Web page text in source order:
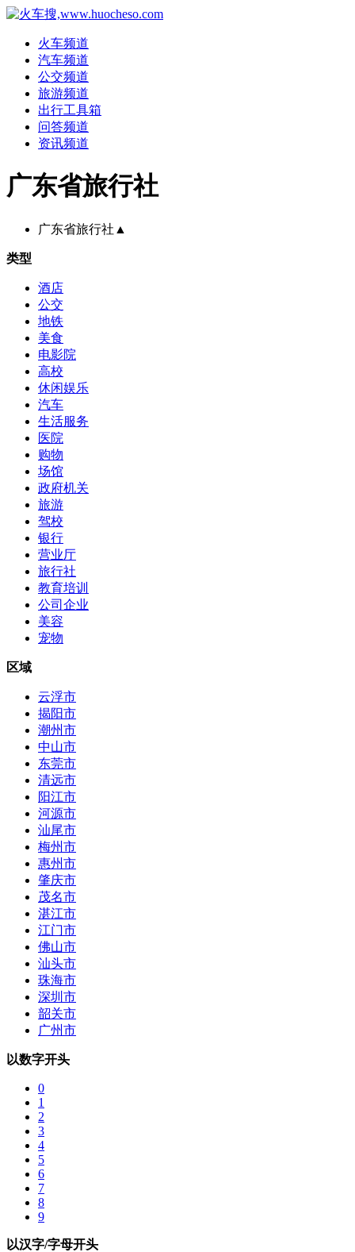
火车频道
汽车频道
公交频道
旅游频道
出行工具箱
问答频道
资讯频道
广东省旅行社
广东省旅行社 ▲
类型
酒店
公交
地铁
美食
电影院
高校
休闲娱乐
汽车
生活服务
医院
购物
场馆
政府机关
旅游
驾校
银行
营业厅
旅行社
教育培训
公司企业
美容
宠物
区域
云浮市
揭阳市
潮州市
中山市
东莞市
清远市
阳江市
河源市
汕尾市
梅州市
惠州市
肇庆市
茂名市
湛江市
江门市
佛山市
汕头市
珠海市
深圳市
韶关市
广州市
以数字开头
0
1
2
3
4
5
6
7
8
9
以汉字/字母开头